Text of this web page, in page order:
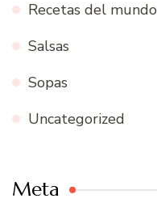
Recetas del mundo
Salsas
Sopas
Uncategorized
Meta